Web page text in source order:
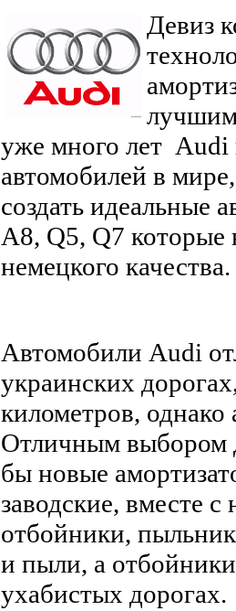
Девиз
уже много лет Audi
автомобилей в
создать идеальные
A8, Q5, Q7 которые
немецкого качества.
Автомобили Audi
украинских
километров, однако
Отличным выбором
бы новые
заводские, вместе
отбойники,
и пыли, а
ухабистых дорогах.